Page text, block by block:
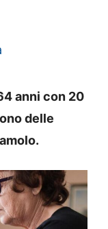
anni con 20
delle